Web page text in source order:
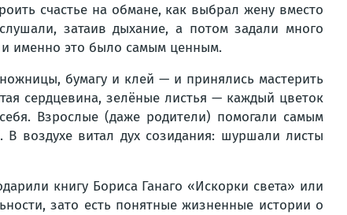
счастье на обмане, как выбрал жену вместо
затаив дыхание, а потом задали много
именно это было самым ценным.
бумагу и клей — и принялись мастерить
сердцевина, зелёные листья — каждый цветок
Взрослые (даже родители) помогали самым
воздухе витал дух созидания: шуршали листы
книгу Бориса Ганаго «Искорки света» или
зато есть понятные жизненные истории о